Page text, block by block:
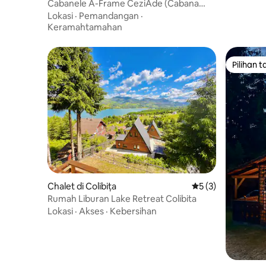
Cabanele A-Frame CeziAde (Cabana
Ade)
Lokasi · Pemandangan ·
Keramahtamahan
Chalet di Colibița Nilai rata-rata 5
5 (3)
Rumah Liburan Lake Retreat Colibita
Lokasi · Akses · Kebersihan
Pilihan
Pilihan